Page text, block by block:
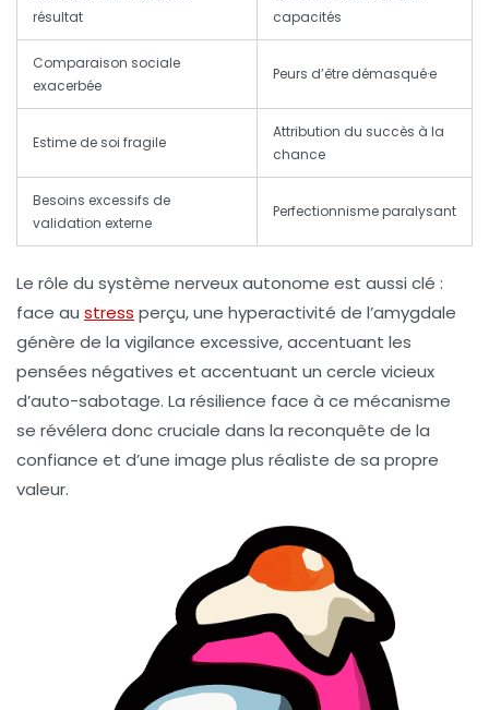
résultat
capacités
Comparaison sociale
exacerbée
Peurs d’être démasqué·e
Estime de soi fragile
Attribution du succès à la
chance
Besoins excessifs de
validation externe
Perfectionnisme paralysant
Le rôle du système nerveux autonome est aussi clé :
face au stress perçu, une hyperactivité de l’amygdale
génère de la vigilance excessive, accentuant les
pensées négatives et accentuant un cercle vicieux
d’auto-sabotage. La résilience face à ce mécanisme
se révélera donc cruciale dans la reconquête de la
confiance et d’une image plus réaliste de sa propre
valeur.